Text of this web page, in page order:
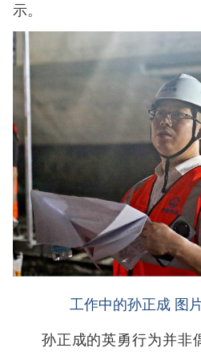
示。
工作中的孙正成 图
孙正成的英勇行为并非